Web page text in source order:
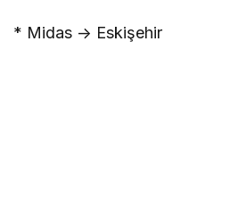
* Midas -> Eskişehir